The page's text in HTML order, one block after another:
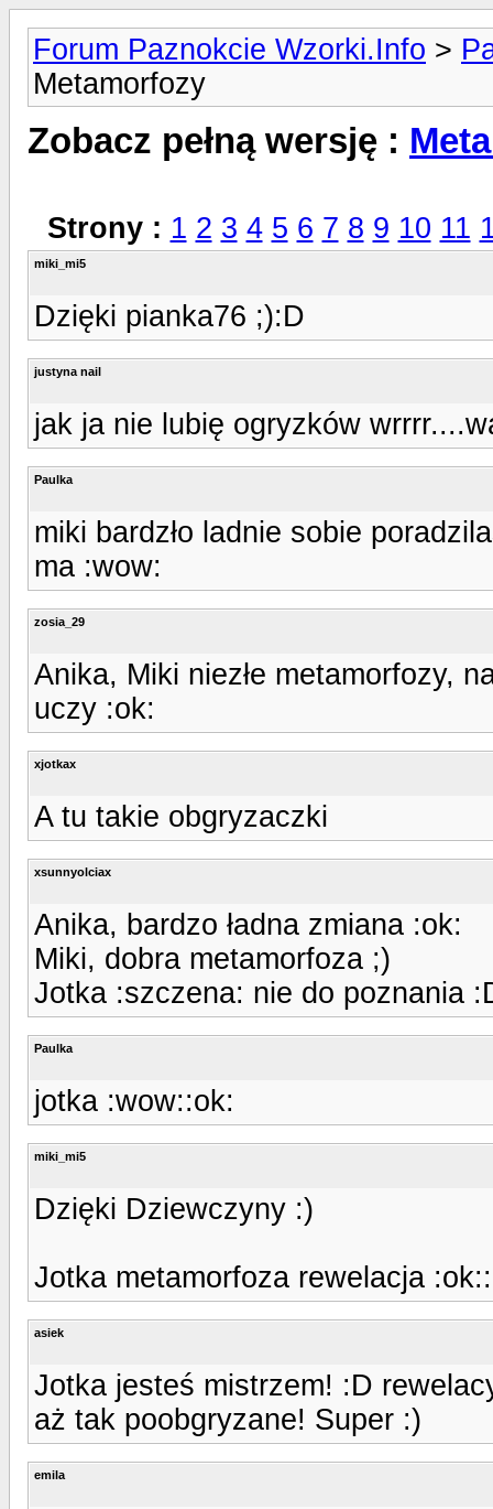
Forum Paznokcie Wzorki.Info >
Metamorfozy
Zobacz pełną wersję :
Strony : 1 2 3 4 5 6 7 8 9 10 11
miki_mi5
Dzięki pianka76 ;):D
justyna nail
jak ja nie lubię ogryzków
Paulka
miki bardzło ladnie sobie
ma :wow:
zosia_29
Anika, Miki niezłe metamorfozy,
uczy :ok:
xjotkax
A tu takie obgryzaczki
xsunnyolciax
Anika, bardzo ładna zmiana :ok:
Miki, dobra metamorfoza ;)
Jotka :szczena: nie do poznania
Paulka
jotka :wow::ok:
miki_mi5
Dzięki Dziewczyny :)
Jotka metamorfoza rewelacja
asiek
Jotka jesteś mistrzem! :D
aż tak poobgryzane! Super :)
emila